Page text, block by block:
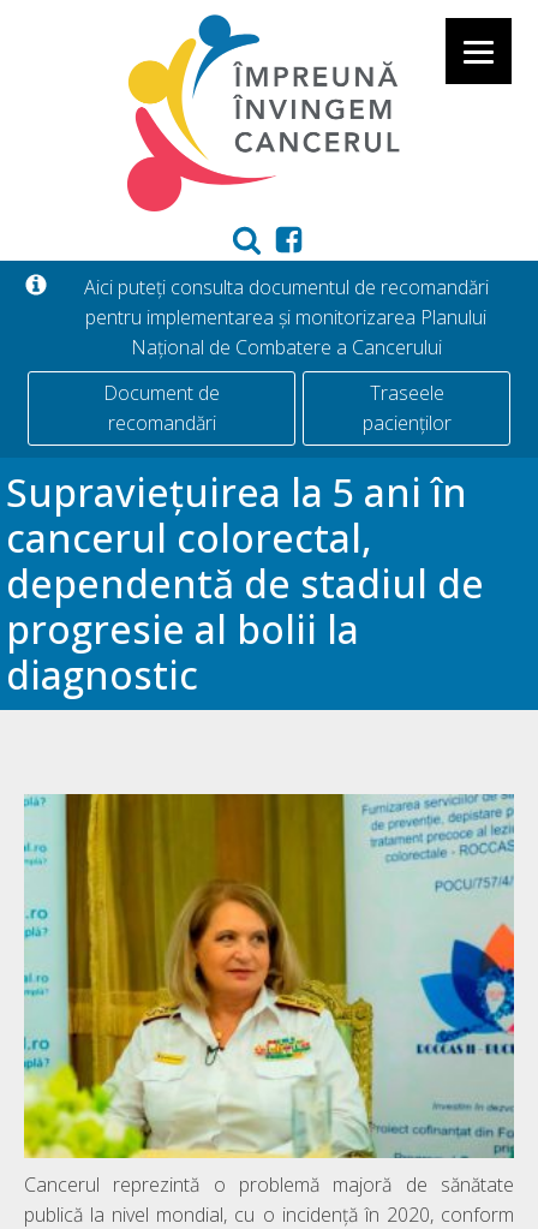
Aici puteți consulta documentul de recomandări
pentru implementarea și monitorizarea Planului
Național de Combatere a Cancerului
Document de
recomandări
Traseele
pacienților
Supraviețuirea la 5 ani în
cancerul colorectal,
dependentă de stadiul de
progresie al bolii la
diagnostic
Cancerul reprezintă o problemă majoră de sănătate
publică la nivel mondial, cu o incidență în 2020, conform